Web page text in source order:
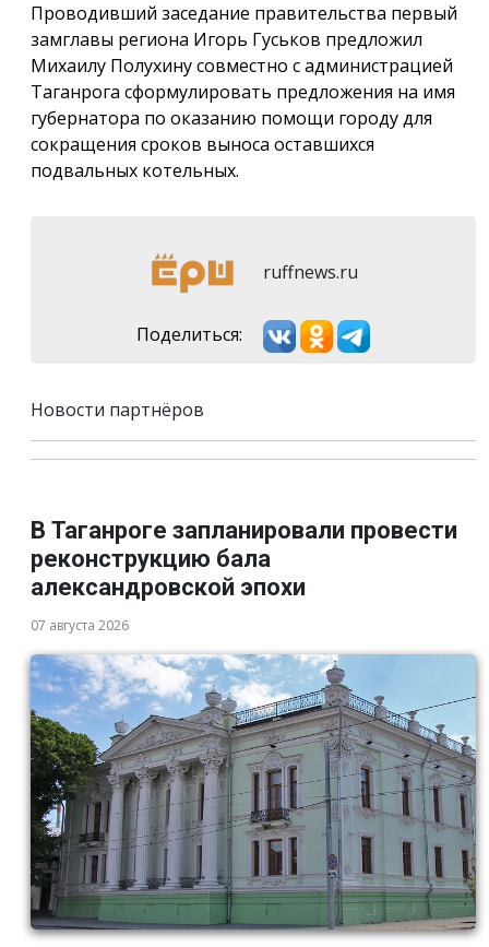
Проводивший заседание правительства первый
замглавы региона Игорь Гуськов предложил
Михаилу Полухину совместно с администрацией
Таганрога сформулировать предложения на имя
губернатора по оказанию помощи городу для
сокращения сроков выноса оставшихся
подвальных котельных.
ruffnews.ru
Поделиться:
Новости партнёров
В Таганроге запланировали провести
реконструкцию бала
александровской эпохи
07 августа 2026